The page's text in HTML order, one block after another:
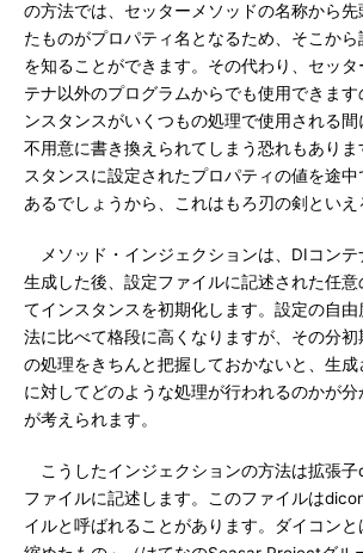
の方法では、セッターメソッドの名称から
たものがプロパティ名となるため、そこか
を知ることができます。その代わり、セッ
テナ以外のプログラムからでも使用できま
ンスタンスがいくつもの処理で使用される
不用意に書き換えられてしまう恐れもあり
スタンスに設定されたプロパティの値を途
あるでしょうから、これはもろ刃の剣といえ
メソッド・インジェクションは、DIコンテ
生成した後、設定ファイルに記述された任意
てインスタンスを初期化します。設定の自
法に比べて格段に高くなりますが、その分初
の処理をきちんと把握しておかないと、生成
に対してどのような処理が行われるのかが分
が考えられます。
こうしたインジェクションの方法は拡張子
ファイルに記述します。このファイルは
イルと呼ばれることがあります。ダイコン